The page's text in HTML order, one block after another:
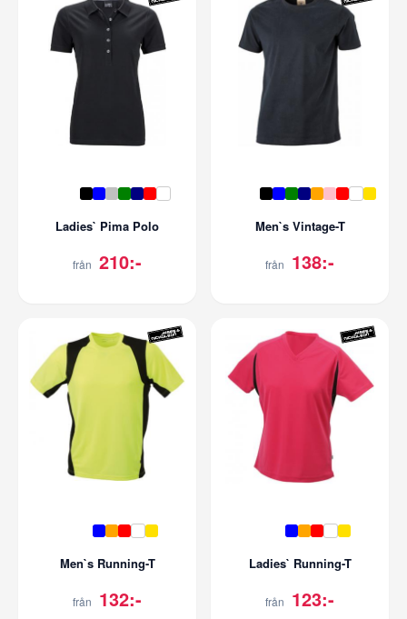
Ladies` Pima Polo
från 210:-
Men`s Vintage-T
från 138:-
Men`s Running-T
från 132:-
Ladies` Running-T
från 123:-